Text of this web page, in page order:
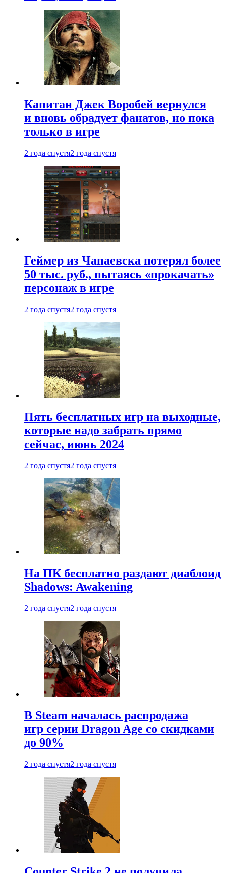
Капитан Джек Воробей вернулся
и вновь обрадует фанатов, но пока
только в игре
2 года спустя2 года спустя
Геймер из Чапаевска потерял более
50 тыс. руб., пытаясь «прокачать»
персонаж в игре
2 года спустя2 года спустя
Пять бесплатных игр на выходные,
которые надо забрать прямо
сейчас, июнь 2024
2 года спустя2 года спустя
На ПК бесплатно раздают диаблоид
Shadows: Awakening
2 года спустя2 года спустя
В Steam началась распродажа
игр серии Dragon Age со скидками
до 90%
2 года спустя2 года спустя